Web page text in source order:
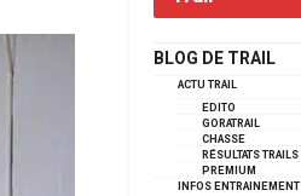
BLOG DE TRAIL
ACTU TRAIL
EDITO
GORATRAIL
CHASSE
RÉSULTATS TRAILS
PREMIUM
INFOS ENTRAINEMENT